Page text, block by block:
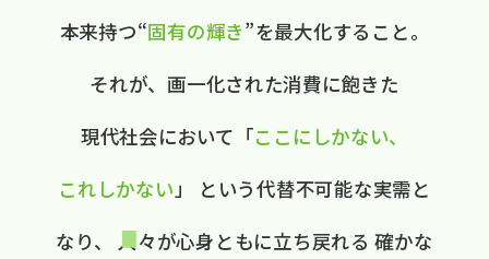
本来持つ“固有の​輝き”を​最大化する​こと。
それが、​画一化された​消費に​飽きた​
現代社会に​おいて ​「ここに​しかない、​
これしかない 」
と​いう​代替不可能な​実需と​
なり、
人々が​心身ともに​立ち戻れる 確かな​